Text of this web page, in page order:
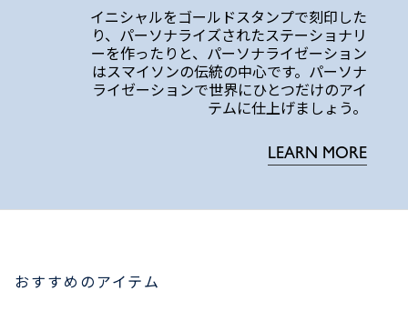
イニシャルをゴールドスタンプで刻印した
り、パーソナライズされたステーショナリ
ーを作ったりと、パーソナライゼーション
はスマイソンの伝統の中心です。パーソナ
ライゼーションで世界にひとつだけのアイ
テムに仕上げましょう。
LEARN MORE
おすすめのアイテム